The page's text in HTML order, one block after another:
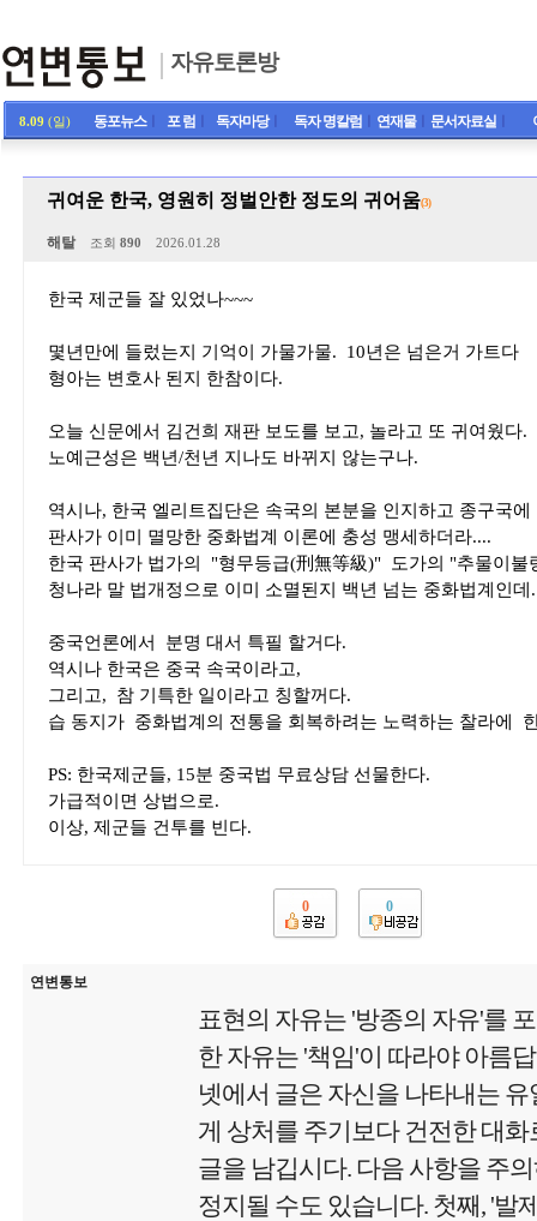
자유토론방
8.09 (일) 동포뉴스ㅣ 포 럼 독자마당ㅣ 독자 명칼럼 연재물ㅣ 문서자료실
귀여운 한국, 영원히 정벌안한 정도의 귀어움(3)
해탈 조회 890 2026.01.28
한국 제군들 잘 있었나~~~
몇년만에 들렀는지 기억이 가물가물. 10년은 넘은거 가트다
형아는 변호사 된지 한참이다.
오늘 신문에서 김건희 재판 보도를 보고, 놀라고 또 귀여웠다.
노예근성은 백년/천년 지나도 바뀌지 않는구나.
역시나, 한국 엘리트집단은 속국의 본분을 인지하고 종구국
판사가 이미 멸망한 중화법계 이론에 충성 맹세하더라....
한국 판사가 법가의 "형무등급(刑無等級)" 도가의 "추물이불
청나라 말 법개정으로 이미 소멸된지 백년 넘는 중화법계인데
중국언론에서 분명 대서 특필 할거다.
역시나 한국은 중국 속국이라고,
그리고, 참 기특한 일이라고 칭할꺼다.
습 동지가 중화법계의 전통을 회복하려는 노력하는 찰라에
PS: 한국제군들, 15분 중국법 무료상담 선물한다.
가급적이면 상법으로.
이상, 제군들 건투를 빈다.
0 0
연변통보
표현의 자유는 '방종의 자유'를
한 자유는 '책임'이 따라야 아름
넷에서 글은 자신을 나타내는
게 상처를 주기보다 건전한 대화
글을 남깁시다. 다음 사항을 주
정지될 수도 있습니다. 첫째, '발